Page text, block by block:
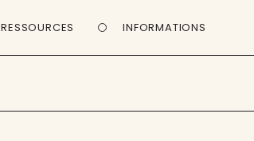
RESSOURCES INFORMATIONS